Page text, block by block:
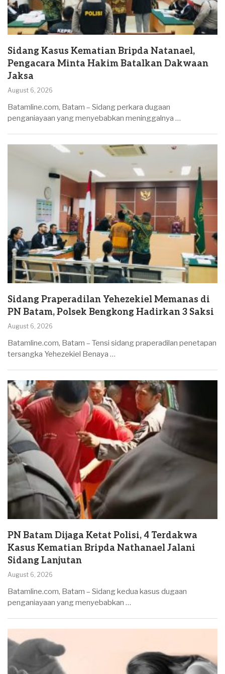
Sidang Kasus Kematian Bripda Natanael,
Pengacara Minta Hakim Batalkan Dakwaan
Jaksa
August 6, 2026
Batamline.com, Batam – Sidang perkara dugaan
penganiayaan yang menyebabkan meninggalnya …
Sidang Praperadilan Yehezekiel Memanas di
PN Batam, Polsek Bengkong Hadirkan 3 Saksi
August 6, 2026
Batamline.com, Batam – Tensi sidang praperadilan penetapan
tersangka Yehezekiel Benaya …
PN Batam Dijaga Ketat Polisi, 4 Terdakwa
Kasus Kematian Bripda Nathanael Jalani
Sidang Lanjutan
August 6, 2026
Batamline.com, Batam – Sidang kedua kasus dugaan
penganiayaan yang menyebabkan …